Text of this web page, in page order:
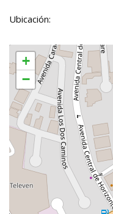
Ubicación:
+
−